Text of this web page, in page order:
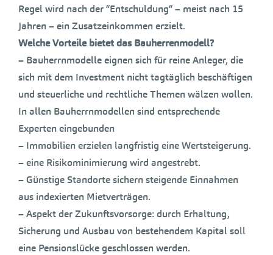
Regel wird nach der “Entschuldung“ – meist nach 15
Jahren – ein Zusatzeinkommen erzielt.
Welche Vorteile bietet das Bauherrenmodell?
– Bauherrnmodelle eignen sich für reine Anleger, die
sich mit dem Investment nicht tagtäglich beschäftigen
und steuerliche und rechtliche Themen wälzen wollen.
In allen Bauherrnmodellen sind entsprechende
Experten eingebunden
– Immobilien erzielen langfristig eine Wertsteigerung.
– eine Risikominimierung wird angestrebt.
– Günstige Standorte sichern steigende Einnahmen
aus indexierten Mietverträgen.
– Aspekt der Zukunftsvorsorge: durch Erhaltung,
Sicherung und Ausbau von bestehendem Kapital soll
eine Pensionslücke geschlossen werden.